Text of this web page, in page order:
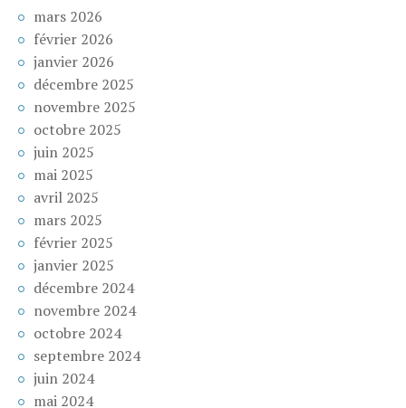
mars 2026
février 2026
janvier 2026
décembre 2025
novembre 2025
octobre 2025
juin 2025
mai 2025
avril 2025
mars 2025
février 2025
janvier 2025
décembre 2024
novembre 2024
octobre 2024
septembre 2024
juin 2024
mai 2024